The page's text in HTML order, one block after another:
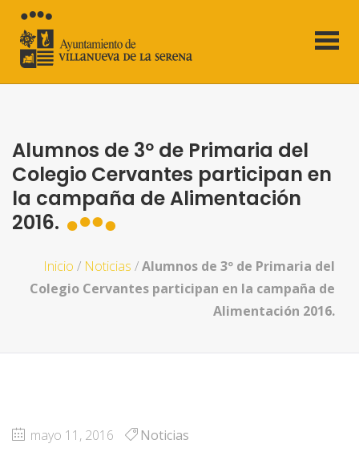
Alumnos de 3º de Primaria del
Colegio Cervantes participan en
la campaña de Alimentación
2016.
Inicio / Noticias /Alumnos de 3º de Primaria del
Colegio Cervantes participan en la campaña de
Alimentación 2016.
mayo 11, 2016 Noticias